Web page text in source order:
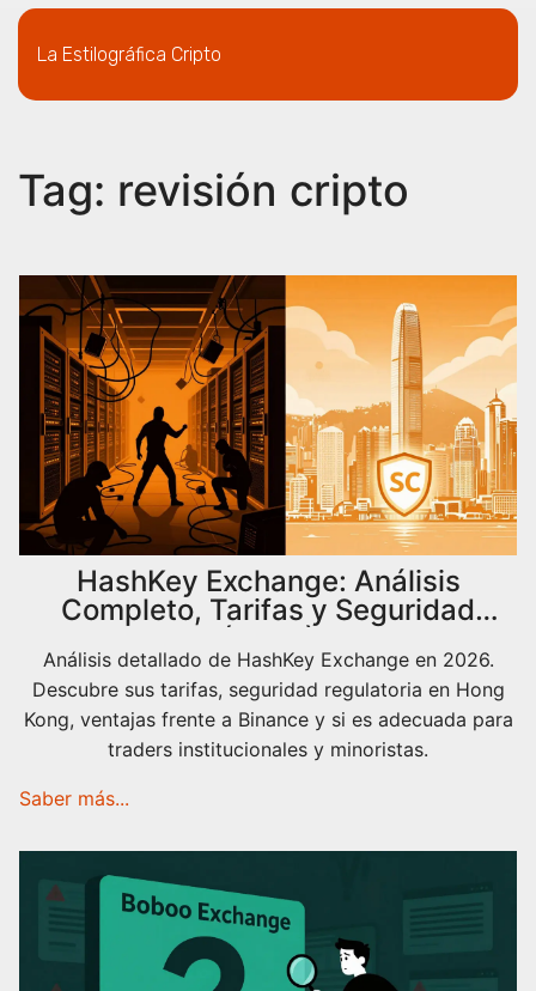
La Estilográfica Cripto
Tag: revisión cripto
HashKey Exchange: Análisis
Completo, Tarifas y Seguridad
(2026)
Análisis detallado de HashKey Exchange en 2026.
Descubre sus tarifas, seguridad regulatoria en Hong
Kong, ventajas frente a Binance y si es adecuada para
traders institucionales y minoristas.
Saber más...